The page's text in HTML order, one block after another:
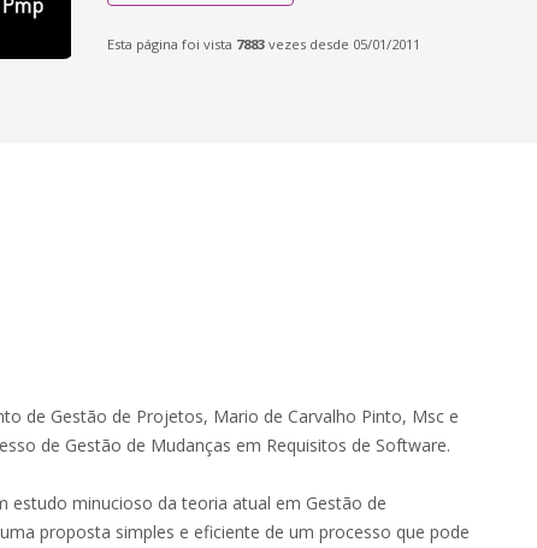
Esta página foi vista 7883 vezes desde 05/01/2011
de Gestão de Projetos, Mario de Carvalho Pinto, Msc e
de Gestão de Mudanças em Requisitos de Software.
estudo minucioso da teoria atual em Gestão de
proposta simples e eficiente de um processo que pode